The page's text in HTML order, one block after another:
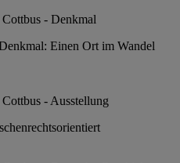
Einen Ort im Wandel